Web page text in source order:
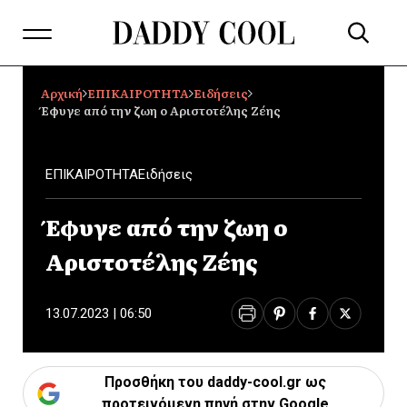
Αρχική ΕΠΙΚΑΙΡΟΤΗΤΑ Ειδήσεις
Έφυγε από την ζωη ο Αριστοτέλης Ζέης
ΕΠΙΚΑΙΡΟΤΗΤΑΕιδήσεις
Έφυγε από την ζωη ο
Αριστοτέλης Ζέης
13.07.2023 | 06:50
Προσθήκη του daddy-cool.gr ως